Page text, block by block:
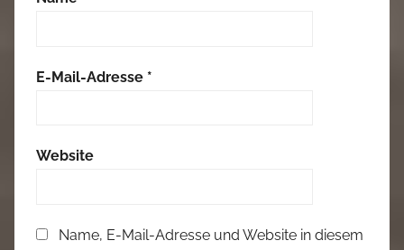
E-Mail-Adresse *
Website
Name, E-Mail-Adresse und Website in diesem